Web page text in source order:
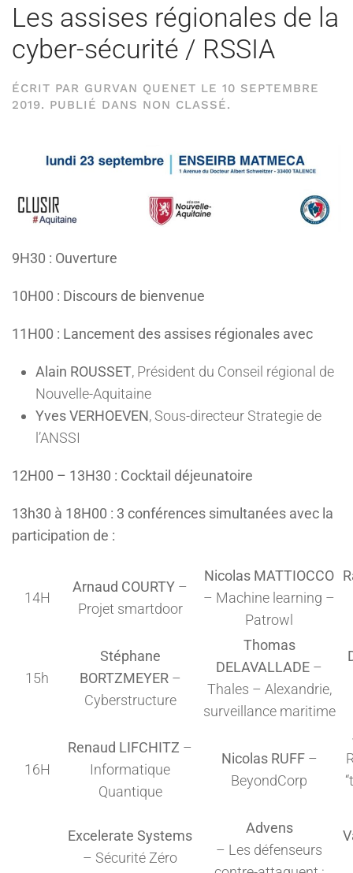
Les assises régionales de la
cyber-sécurité / RSSIA
ÉCRIT PAR GURVAN QUENET LE 10 SEPTEMBRE
2019. PUBLIÉ DANS NON CLASSÉ.
9H30 : Ouverture
10H00 : Discours de bienvenue
11H00 : Lancement des assises régionales avec
Alain ROUSSET, Président du Conseil régional de
Nouvelle-Aquitaine
Yves VERHOEVEN, Sous-directeur Strategie de
l’ANSSI
12H00 – 13H30 : Cocktail déjeunatoire
13h30 à 18H00 : 3 conférences simultanées avec la
participation de :
14H
Arnaud COURTY –
Projet smartdoor
Nicolas MATTIOCCO
– Machine learning –
Patrowl
15h
Stéphane
BORTZMEYER–
Cyberstructure
Thomas
DELAVALLADE –
Thales – Alexandrie,
surveillance maritime
16H
Renaud LIFCHITZ –
Informatique
Quantique
Nicolas RUFF–
BeyondCorp
Excelerate Systems
– Sécurité Zéro
Advens
– Les défenseurs